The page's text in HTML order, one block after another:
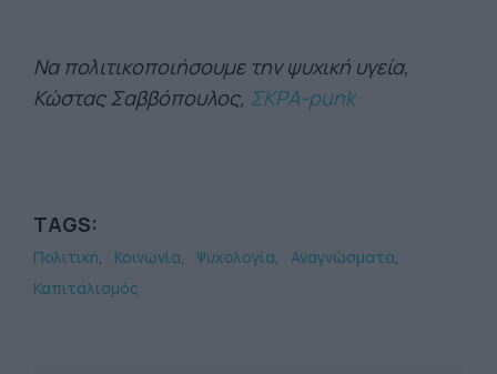
Να πολιτικοποιήσουμε την ψυχική υγεία,
Κώστας Σαββόπουλος, ΣΚΡΑ-punk
TAGS:
Πολιτική Κοινωνία Ψυχολογία
Αναγνώσματα
Καπιταλισμός